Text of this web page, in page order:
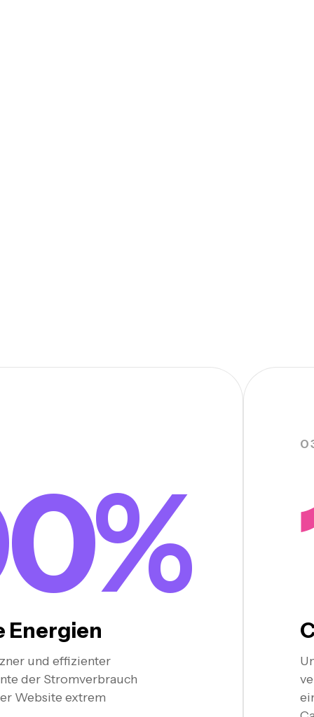
Energien
und effizienter
der Stromverbrauch
Website extrem